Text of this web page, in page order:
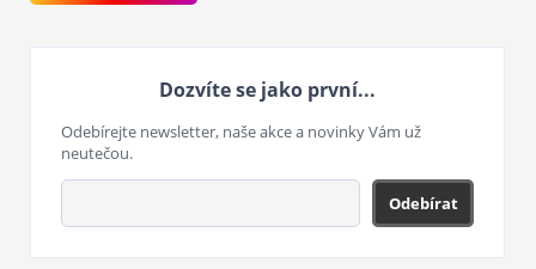
Dozvíte se jako první...
Odebírejte newsletter, naše akce a novinky Vám už
neutečou.
Odebírat